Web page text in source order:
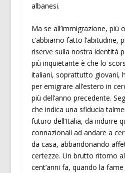
albanesi.
Ma se all’immigrazione, più
c’abbiamo fatto l’abitudine,
riserve sulla nostra identità
più inquietante è che lo
italiani, soprattutto giovani,
per emigrare all’estero in
più dell’anno precedente.
che indica una sfiducia
futuro dell’Italia, da indurre
connazionali ad andare a
da casa, abbandonando
certezze. Un brutto ritorno
cent’anni fa, quando la